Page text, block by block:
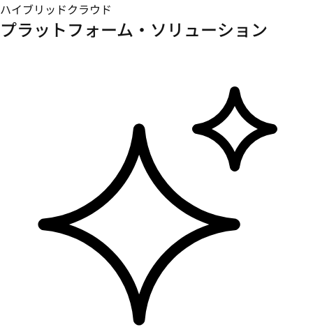
ハイブリッドクラウド
プラットフォーム・ソリューション